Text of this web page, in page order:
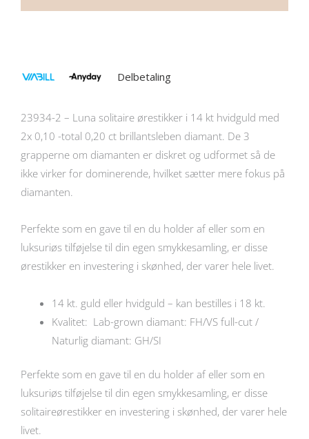
Delbetaling
23934-2 – Luna solitaire ørestikker i 14 kt hvidguld med
2x 0,10 -total 0,20 ct brillantsleben diamant. De 3
grapperne om diamanten er diskret og udformet så de
ikke virker for dominerende, hvilket sætter mere fokus på
diamanten.
Perfekte som en gave til en du holder af eller som en
luksuriøs tilføjelse til din egen smykkesamling, er disse
ørestikker en investering i skønhed, der varer hele livet.
14 kt. guld eller hvidguld – kan bestilles i 18 kt.
Kvalitet: Lab-grown diamant: FH/VS full-cut /
Naturlig diamant: GH/SI
Perfekte som en gave til en du holder af eller som en
luksuriøs tilføjelse til din egen smykkesamling, er disse
solitaireørestikker en investering i skønhed, der varer hele
livet.